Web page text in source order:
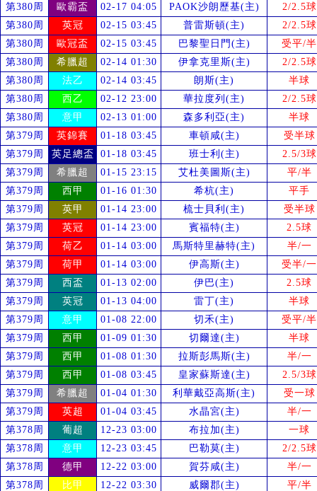
第380周
歐霸盃 02-17 04:05 PAOK沙朗歷基(主)
2/2.5球
第380周
英冠 02-15 03:45 普雷斯頓(主)
2/2.5球
第380周
歐冠盃 02-15 03:45 巴黎聖日門(主) 受平/半
第380周
希臘超 02-14 01:30 伊拿克里斯(主)
2/2.5球
第380周
法乙 02-14 03:45 朗斯(主)
半球
第380周
西乙 02-12 23:00 華拉度列(主)
2/2.5球
第380周
意甲 02-13 01:00 森多利亞(主)
半球
第379周
英錦賽 01-18 03:45 車頓咸(主) 受半球
第379周
英足總盃 01-18 03:45 班士利(主)
2.5/3球
第379周
希臘超 01-15 23:15 艾杜美圖斯(主)
平/半
第379周
西甲 01-16 01:30 希杭(主)
平手
第379周
英甲 01-14 23:00 梳士貝利(主) 受半球
第379周
英冠 01-14 23:00 賓福特(主)
2.5球
第379周
荷乙 01-14 03:00 馬斯特里赫特(主)
半/一
第379周
荷甲 01-14 03:00 伊高斯(主) 受半/一
第379周
西盃 01-13 02:00 伊巴(主)
2.5球
第379周
英冠 01-13 04:00 雷丁(主)
半球
第379周
意甲 01-08 22:00 切禾(主) 受平/半
第379周
西甲 01-09 01:30 切爾達(主)
半球
第379周
西甲 01-08 01:30 拉斯彭馬斯(主)
半/一
第379周
西甲 01-08 03:45 皇家蘇斯達(主)
2.5/3球
第379周
希臘超 01-04 01:30 利華戴亞高斯(主) 受一球
第379周
英超 01-04 03:45 水晶宮(主)
半/一
第378周
葡超 12-23 03:00 布拉加(主)
一球
第378周
意甲 12-23 03:45 巴勒莫(主)
2/2.5球
第378周
德甲 12-22 03:00 賀芬咸(主)
半/一
第378周
比甲 12-22 03:30 威爾郡(主)
平/半